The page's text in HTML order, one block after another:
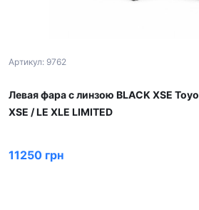
Артикул: 9762
Левая фара с линзою BLACK XSE
XSE / LE XLE LIMITED
11250 грн